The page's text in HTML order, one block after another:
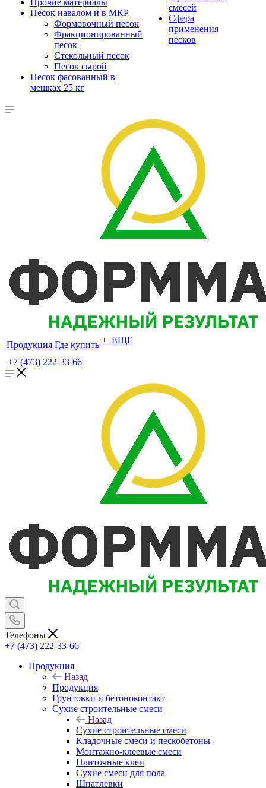
Прочие материалы
Песок навалом и в МКР
Формовочный песок
Фракционированный
песок
Стекольный песок
Песок сырой
Песок фасованный в
мешках 25 кг
смесей
Сфера
применения
песков
Продукция Где купить + ЕЩЕ
+7 (473) 222-33-66
Телефоны
+7 (473) 222-33-66
Продукция
Назад
Продукция
Грунтовки и бетоноконтакт
Сухие строительные смеси
Назад
Сухие строительные смеси
Кладочные смеси и пескобетоны
Монтажно-клеевые смеси
Плиточные клеи
Сухие смеси для пола
Шпатлевки